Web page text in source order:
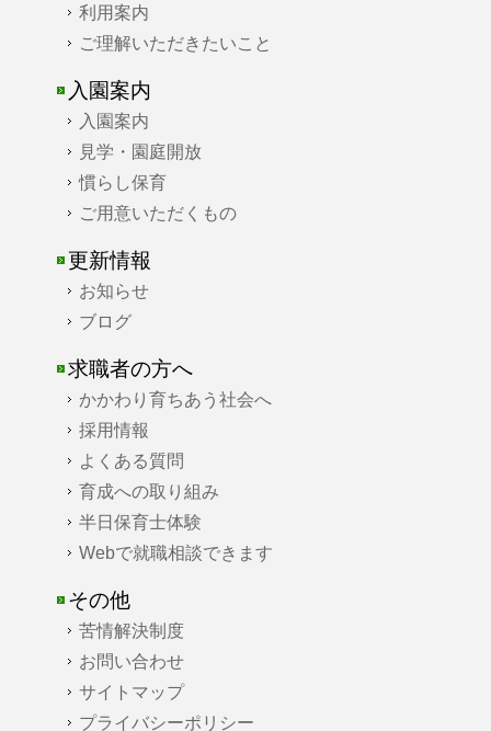
利用案内
ご理解いただきたいこと
入園案内
入園案内
見学・園庭開放
慣らし保育
ご用意いただくもの
更新情報
お知らせ
ブログ
求職者の方へ
かかわり育ちあう社会へ
採用情報
よくある質問
育成への取り組み
半日保育士体験
Webで就職相談できます
その他
苦情解決制度
お問い合わせ
サイトマップ
プライバシーポリシー